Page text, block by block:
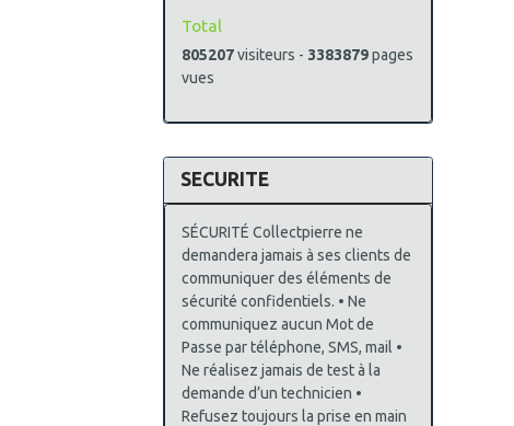
Total
805207visiteurs - 3383879pages
vues
SECURITE
SÉCURITÉ Collectpierre ne
demandera jamais à ses clients de
communiquer des éléments de
sécurité confidentiels. • Ne
communiquez aucun Mot de
Passe par téléphone, SMS, mail •
Ne réalisez jamais de test à la
demande d’un technicien •
Refusez toujours la prise en main